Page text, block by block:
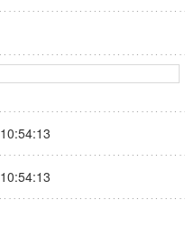
10:54:13
10:54:13